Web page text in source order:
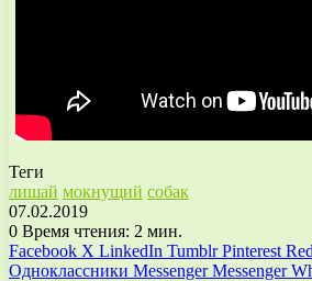
Теги
лишай мокнущий собак
07.02.2019
0 Время чтения: 2 мин.
Facebook X LinkedIn Tumblr Pinterest
Одноклассники Messenger Messenger